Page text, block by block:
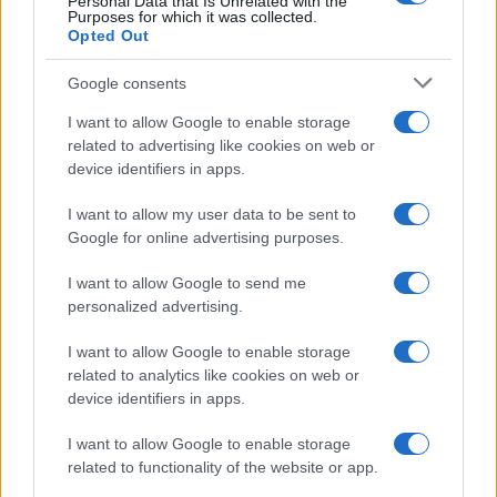
Purposes for which it was collected.
Opted Out
Google consents
I want to allow Google to enable storage
related to advertising like cookies on web or
device identifiers in apps.
I want to allow my user data to be sent to
Google for online advertising purposes.
I want to allow Google to send me
personalized advertising.
I want to allow Google to enable storage
related to analytics like cookies on web or
device identifiers in apps.
I want to allow Google to enable storage
related to functionality of the website or app.
poškodoval voznik e-skiroja
Na bencinskem servisu v
Dravogradu zagorel točilni
avtomat, požar pogasili
Motorist v Radljah ob Dravi trčil
v ulično svetilko in se hudo
Nova ljubezenska prevara:
Obvestila
pred 19 urami
Izklop elektrike: 421. Nadzorništvo Ravne - Območje Podkraj